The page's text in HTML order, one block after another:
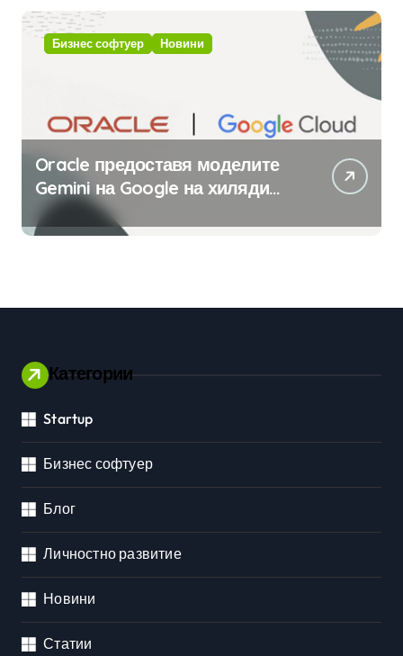
изкуствен интелект
Бизнес софтуер Новини
Oracle предоставя моделите
Gemini на Google на хиляди
клиенти на бизнес
приложения
Категории
Startup
Бизнес софтуер
Блог
Личностно развитие
Новини
Статии